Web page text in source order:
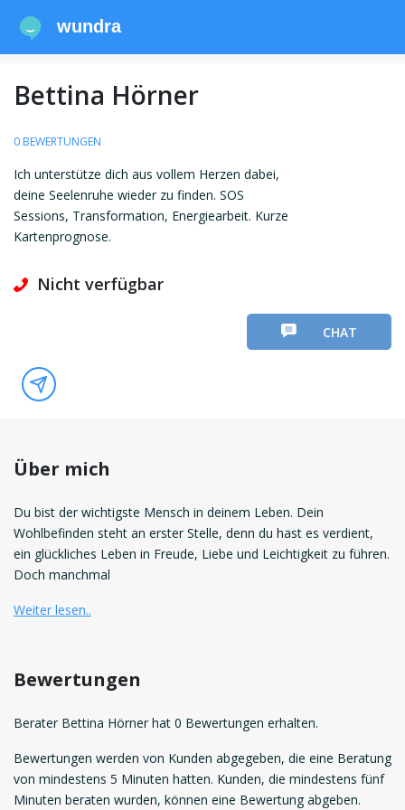
wundra
Bettina Hörner
0 BEWERTUNGEN
Ich unterstütze dich aus vollem Herzen dabei,
deine Seelenruhe wieder zu finden. SOS
Sessions, Transformation, Energiearbeit. Kurze
Kartenprognose.
Nicht verfügbar
CHAT
Über mich
Du bist der wichtigste Mensch in deinem Leben. Dein
Wohlbefinden steht an erster Stelle, denn du hast es verdient,
ein glückliches Leben in Freude, Liebe und Leichtigkeit zu führen.
Doch manchmal
Weiter lesen..
Bewertungen
Berater Bettina Hörner hat 0 Bewertungen erhalten.
Bewertungen werden von Kunden abgegeben, die eine Beratung
von mindestens 5 Minuten hatten. Kunden, die mindestens fünf
Minuten beraten wurden, können eine Bewertung abgeben.